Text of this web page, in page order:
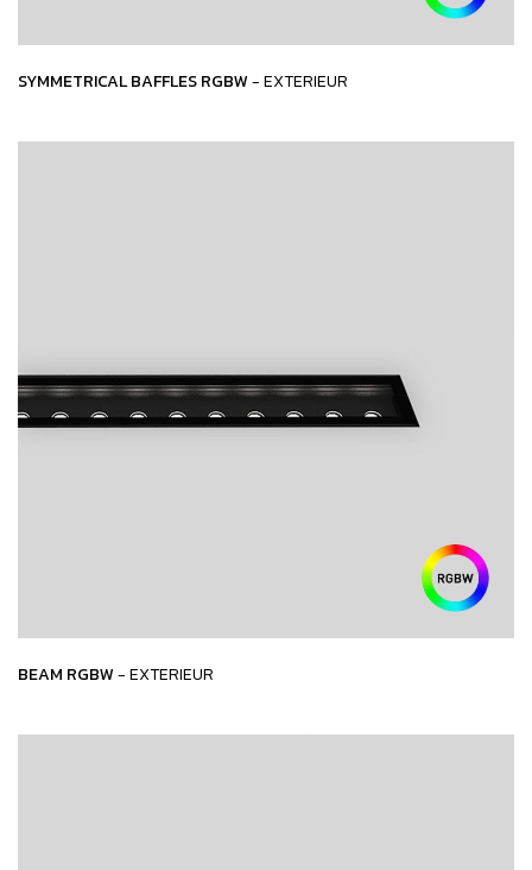
SYMMETRICAL BAFFLES RGBW- EXTERIEUR
BEAM RGBW- EXTERIEUR